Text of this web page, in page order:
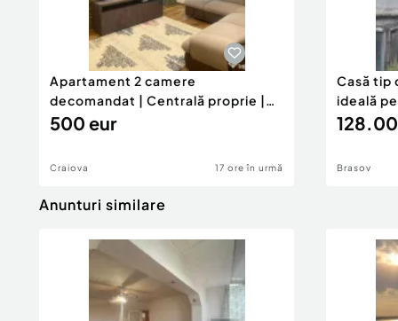
Apartament 2 camere
decomandat | Centrală proprie |
60 mp |
500 eur
Craiova 17 ore în urmă
Casă tip
ideală
Brasov
Anunturi similare